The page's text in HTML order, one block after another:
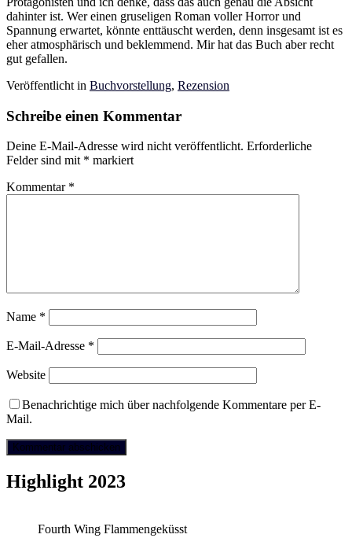
dahinter ist. Wer einen gruseligen Roman voller Horror und
Spannung erwartet, könnte enttäuscht werden, denn insgesamt ist es
eher atmosphärisch und beklemmend. Mir hat das Buch aber recht
gut gefallen.
Veröffentlicht in Buchvorstellung, Rezension
Schreibe einen Kommentar
Deine E-Mail-Adresse wird nicht veröffentlicht. Erforderliche
Felder sind mit * markiert
Kommentar *
Name *
E-Mail-Adresse *
Website
Benachrichtige mich über nachfolgende Kommentare per E-
Mail.
Highlight 2023
Fourth Wing Flammengeküsst